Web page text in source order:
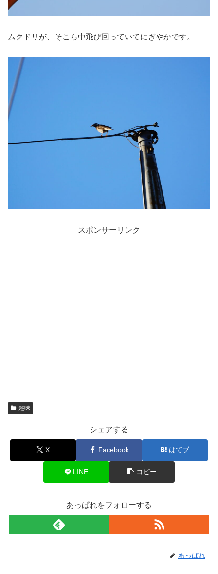
ムクドリが、そこら中飛び回っていてにぎやかです。
スポンサーリンク
趣味
シェアする
X Facebook はてブ
LINE コピー
あっぱれをフォローする
あっぱれ